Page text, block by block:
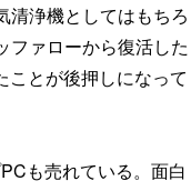
清浄機としてはもちろ
ファローから復活した
ことが後押しになって
も売れている。面白